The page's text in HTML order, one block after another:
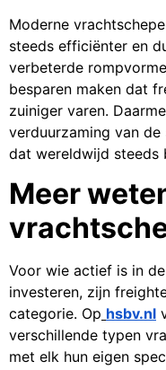
Moderne
steeds efficiënter en
verbeterde
besparen maken dat
zuiniger varen.
verduurzaming van
dat wereldwijd steeds
Meer
Voor wie actief is in
investeren, zijn
categorie. Op hsbv.nl
verschillende typen
met elk hun eigen